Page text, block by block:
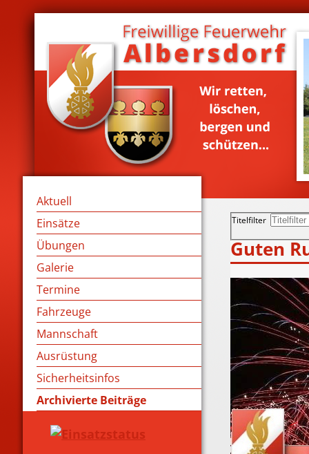
Aktuell
Einsätze
Übungen
Galerie
Termine
Fahrzeuge
Mannschaft
Ausrüstung
Sicherheitsinfos
Archivierte Beiträge
Titelfilter
Guten